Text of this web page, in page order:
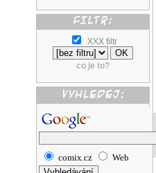
XXX filtr
co je to?
comix.cz Web